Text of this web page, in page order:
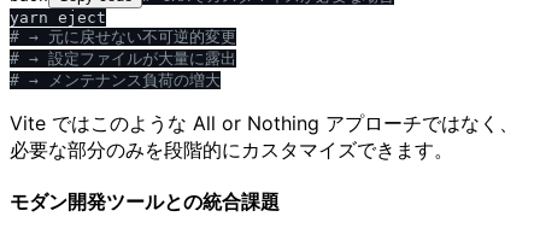
# → 元に戻せない不可逆的変更
# → 設定ファイルが大量に露出
# → メンテナンス負荷の増大
Vite ではこのような All or Nothing アプローチではなく、
必要な部分のみを段階的にカスタマイズできます。
モダン開発ツールとの統合課題